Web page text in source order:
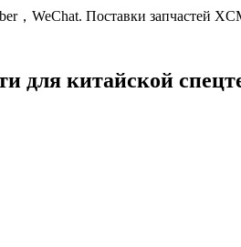
，WeChat. Поставки запчастей
для китайской